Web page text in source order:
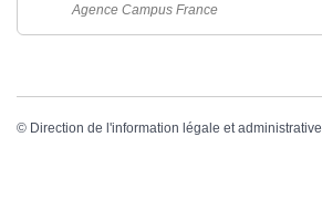
Agence Campus France
© Direction de l'information légale et administrative